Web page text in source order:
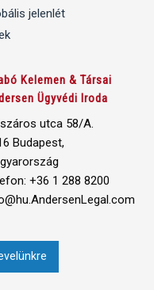
jelenlét
Kelemen & Társai
Ügyvédi Iroda
utca 58/A.
Budapest,
+36 1 288 8200